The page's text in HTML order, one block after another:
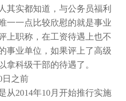
实都知道，与公务员福利
一一点比较欣慰的就是事业
上职称，在工资待遇上也不
事业单位，如果评上了高级
拿科级干部的待遇了。
之前
2014年10月开始推行实施